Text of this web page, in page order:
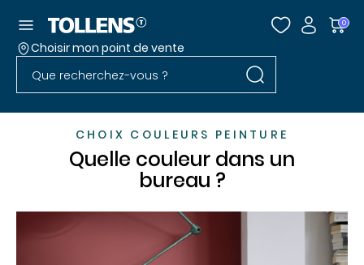
0
Passer la liste des magasins et aller au pied
Choisir mon point de vente
Rechercher dans le site Rechercher
Accéder au menu
CHOIX COULEURS PEINTURE
Quelle couleur dans un
bureau ?